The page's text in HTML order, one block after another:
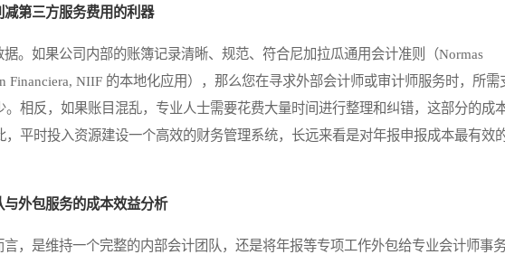
第三方服务费用的利器
如果公司内部的账簿记录清晰、规范、符合尼加拉瓜通用会计准则（Normas
Financiera, NIIF 的本地化应用），那么您在寻求外部会计师或审计师服务时，所需
相反，如果账目混乱，专业人士需要花费大量时间进行整理和纠错，这部分的成
平时投入资源建设一个高效的财务管理系统，长远来看是对年报申报成本最有效
外包服务的成本效益分析
是维持一个完整的内部会计团队，还是将年报等专项工作外包给专业会计师事